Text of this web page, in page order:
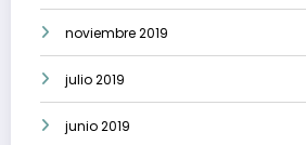
noviembre 2019
julio 2019
junio 2019